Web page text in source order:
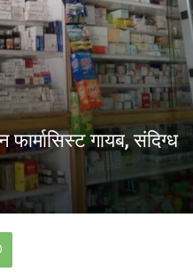
गायब, संदिग्ध